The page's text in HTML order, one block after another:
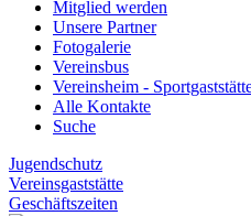
Mitglied werden
Unsere Partner
Fotogalerie
Vereinsbus
Vereinsheim -
Alle Kontakte
Suche
Jugendschutz
Vereinsgaststätte
Geschäftszeiten